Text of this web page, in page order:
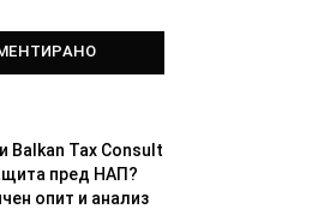
Balkan Tax Consult
пред НАП?
опит и анализ